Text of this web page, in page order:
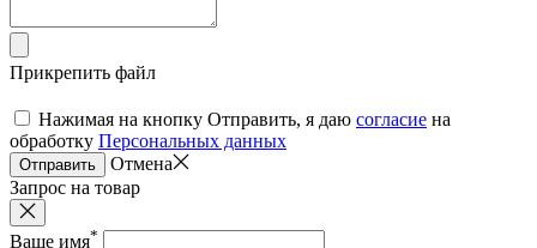
Прикрепить файл
Нажимая на кнопку Отправить, я даю согласие на
обработку Персональных данных
Отправить
Отмена
Запрос на товар
Ваше имя*